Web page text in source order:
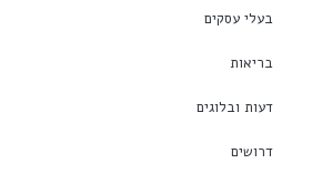
בעלי עסקים
בריאות
דעות ובלוגים
דרושים